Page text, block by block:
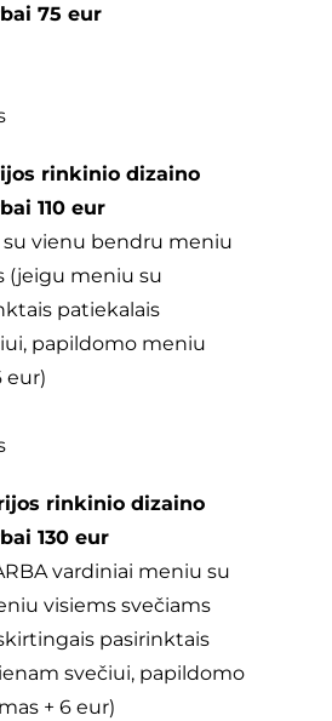
75 eur
rinkinio dizaino
110 eur
su vienu bendru meniu
(jeigu meniu su
patiekalais
papildomo meniu
eur)
rinkinio dizaino
130 eur
vardiniai meniu su
visiems svečiams
pasirinktais
svečiui, papildomo
+ 6 eur)